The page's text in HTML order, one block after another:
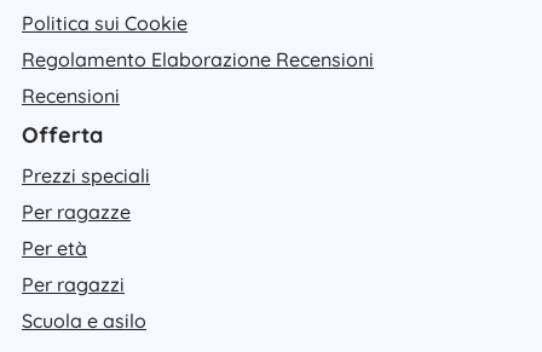
Politica sui Cookie
Regolamento Elaborazione Recensioni
Recensioni
Offerta
Prezzi speciali
Per ragazze
Per età
Per ragazzi
Scuola e asilo